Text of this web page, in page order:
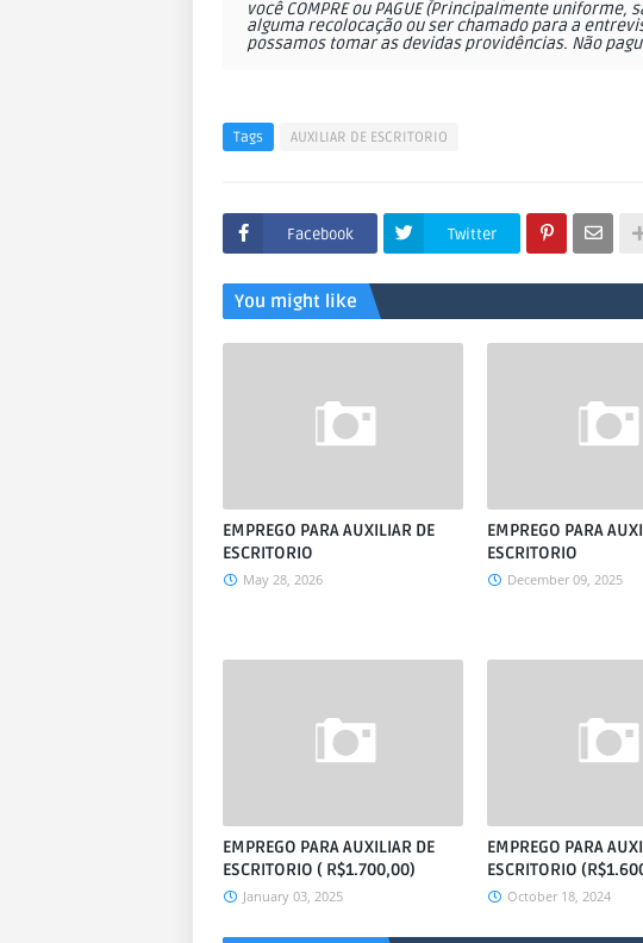
você COMPRE ou PAGUE (Principalmente
alguma recolocação ou ser chamado para a
possamos tomar as devidas providências. Não
Tags AUXILIAR DE ESCRITORIO
Facebook Twitter
You might like
EMPREGO PARA AUXILIAR DE
ESCRITORIO
May 28, 2026
EMPREGO PARA
ESCRITORIO
December 09, 2025
EMPREGO PARA AUXILIAR DE
ESCRITORIO ( R$1.700,00)
January 03, 2025
EMPREGO PARA
ESCRITORIO
October 18, 2024